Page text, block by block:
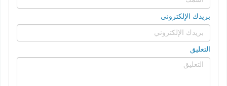
بريدك الإلكتروني
التعليق